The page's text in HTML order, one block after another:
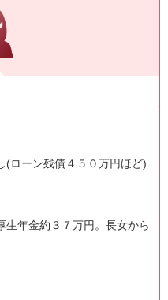
(ローン残債４５０万円ほど)
生年金約３７万円。長女から